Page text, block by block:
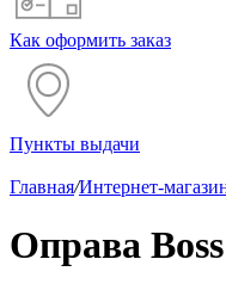
Как оформить заказ
Пункты выдачи
Главная/Интернет-
Оправа